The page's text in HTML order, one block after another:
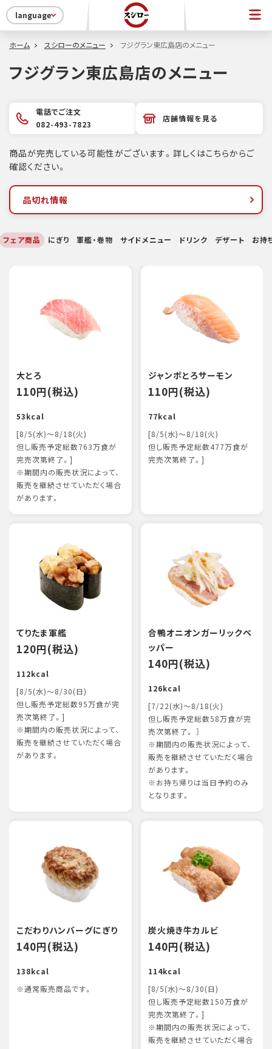
language
ホーム スシローのメニュー フジグラン東広島店のメニュー
フジグラン東広島店のメニュー
電話でご注文
082-493-7823
店舗情報を見る
商品が完売している可能性がございます。詳しくはこちらからご
確認ください。
品切れ情報
フェア商品 にぎり 軍艦・巻物 サイドメニュー ドリンク デザート お持
大とろ
110円(税込)
53kcal
[8/5(水)～8/18(火)
但し販売予定総数763万食が
完売次第終了。]
※期間内の販売状況によって、
販売を継続させていただく場合
があります。
ジャンボとろサーモン
110円(税込)
77kcal
[8/5(水)～8/18(火)
但し販売予定総数477万食が
完売次第終了。]
てりたま軍艦
120円(税込)
112kcal
[8/5(水)～8/30(日)
但し販売予定総数95万食が完
売次第終了。]
※期間内の販売状況によって、
販売を継続させていただく場合
があります。
合鴨オニオンガーリックペ
ッパー
140円(税込)
126kcal
[7/22(水)～8/18(火)
但し販売予定総数58万食が完
売次第終了。 ］
※期間内の販売状況によって、
販売を継続させていただく場合
があります。
※お持ち帰りは当日予約のみ
となります。
こだわりハンバーグにぎり
140円(税込)
138kcal
※通常販売商品です。
炭火焼き牛カルビ
140円(税込)
114kcal
[8/5(水)～8/30(日)
但し販売予定総数150万食が
完売次第終了。]
※期間内の販売状況によって、
販売を継続させていただく場合